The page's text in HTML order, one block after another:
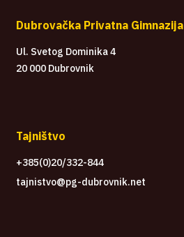
Dubrovačka Privatna Gimnazija
Ul. Svetog Dominika 4
20 000 Dubrovnik
Tajništvo
+385(0)20/332-844
tajnistvo@pg-dubrovnik.net